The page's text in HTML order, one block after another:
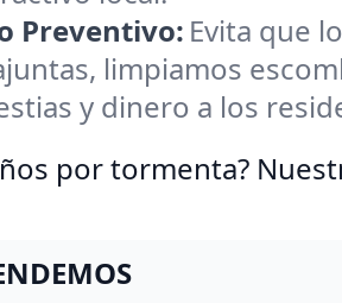
Preventivo: Evita que
limpiamos
y dinero a los
por tormenta?